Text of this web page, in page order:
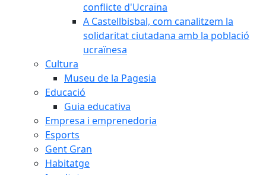
conflicte d'Ucraïna
A Castellbisbal, com canalitzem la
solidaritat ciutadana amb la població
ucraïnesa
Cultura
Museu de la Pagesia
Educació
Guia educativa
Empresa i emprenedoria
Esports
Gent Gran
Habitatge